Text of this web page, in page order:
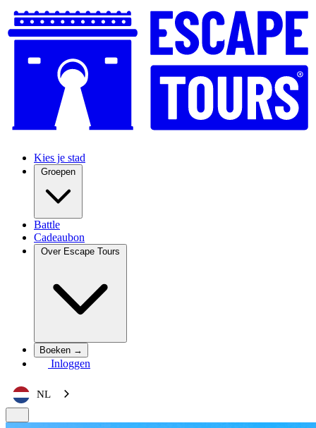
Kies je stad
Groepen
Battle
Cadeaubon
Over Escape Tours
Boeken →
Inloggen
NL